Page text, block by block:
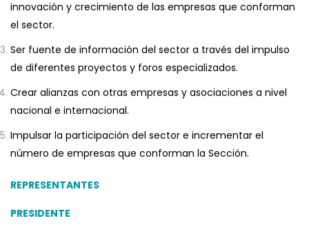
innovación y crecimiento de las empresas que conforman
el sector.
Ser fuente de información del sector a través del impulso
de diferentes proyectos y foros especializados.
Crear alianzas con otras empresas y asociaciones a nivel
nacional e internacional.
Impulsar la participación del sector e incrementar el
número de empresas que conforman la Sección.
REPRESENTANTES
PRESIDENTE